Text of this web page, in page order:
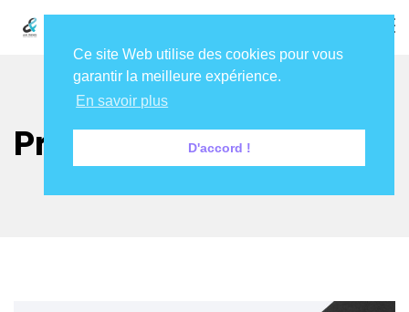
Project
Ce site Web utilise des cookies pour vous
garantir la meilleure expérience.
En savoir plus
D'accord !